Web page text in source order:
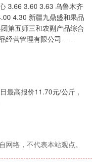
3.66 3.60 3.63 乌鲁木齐
4.30 新疆九鼎盛和果品
第五师三和农副产品综合
经营管理有限公司 -- --
最高报价11.70元/公斤，
网络，不代表本站观点。